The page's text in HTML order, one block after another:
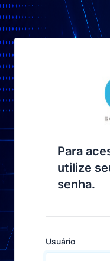
Para
utilize
senha.
Usuário